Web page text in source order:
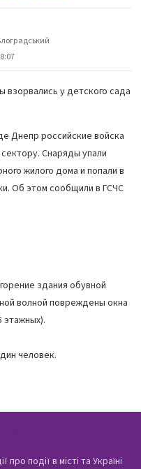
Днепр российские войска
Снаряды упали
жилого дома и попали в
Об этом сообщили в ГСЧС
здания обувной
волной повреждены окна
этажных).
человек.
події в місті та Україні